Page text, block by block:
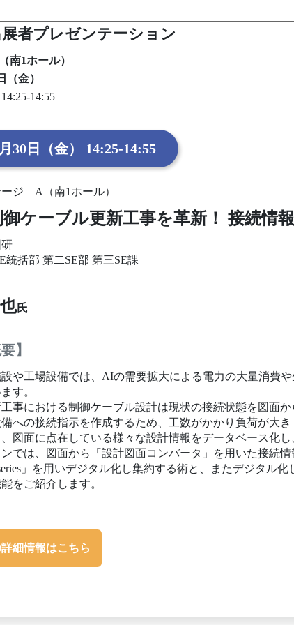
者プレゼンテーション
1ホール）
（金）
14:55
30日（金） 14:25-14:55
ージ A（南1ホール）
ケーブル更新工事を革新！ 接続情
統括部 第二SE部 第三SE課
氏
】
や工場設備では、AIの需要拡大による電力の大量消費
す。
事における制御ケーブル設計は現状の接続状態を図面
への接続指示を作成するため、工数がかかり負荷が大き
図面に点在している様々な設計情報をデータベース化
では、図面から「設計図面コンバータ」を用いた接続
」を用いデジタル化し集約する術と、またデジタル
をご紹介します。
細情報はこちら